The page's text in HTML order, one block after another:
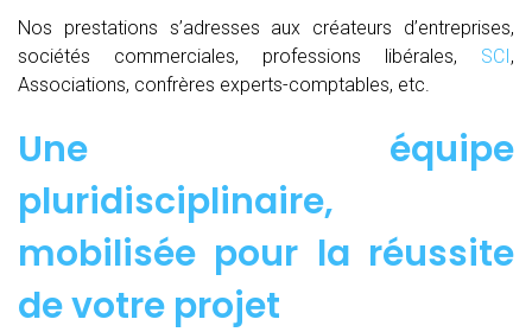
Nos prestations s’adresses aux créateurs d’entreprises,
sociétés commerciales, professions libérales, SCI,
Associations, confrères experts-comptables, etc.
Une équipe
pluridisciplinaire,
mobilisée pour la réussite
de votre projet